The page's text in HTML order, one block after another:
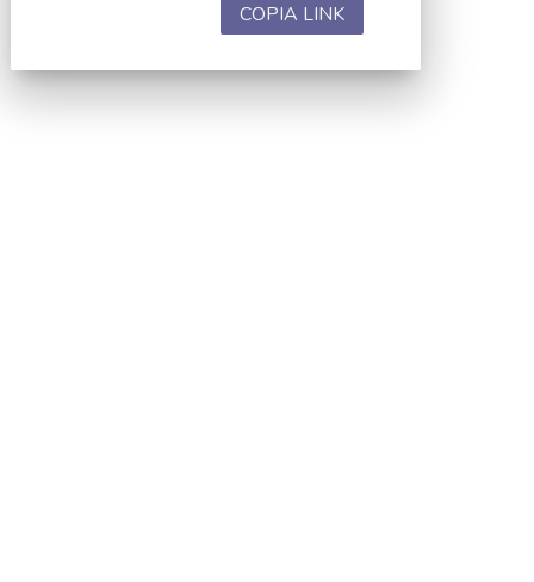
COPIA LINK